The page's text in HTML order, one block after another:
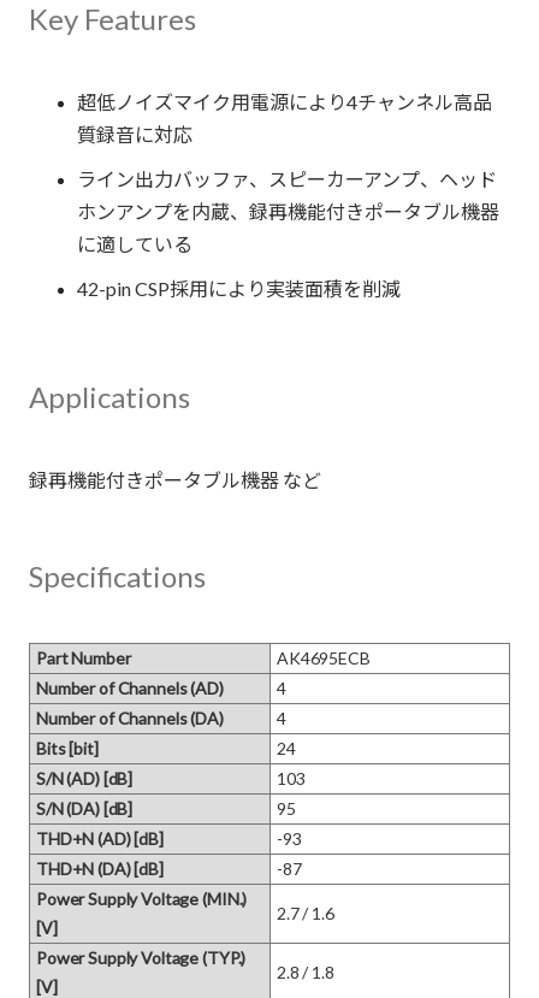
Key Features
超低ノイズマイク用電源により4チャンネル高品
質録音に対応
ライン出力バッファ、スピーカーアンプ、ヘッド
ホンアンプを内蔵、録再機能付きポータブル機器
に適している
42-pin CSP採用により実装面積を削減
Applications
Specifications
Part Number
AK4695ECB
Number of Channels (AD)
4
Number of Channels (DA)
4
Bits [bit]
24
S/N (AD) [dB]
103
S/N (DA) [dB]
95
THD+N (AD) [dB]
-93
THD+N (DA) [dB]
-87
Power Supply Voltage (MIN.)
[V]
2.7 / 1.6
Power Supply Voltage (TYP.)
[V]
2.8 / 1.8